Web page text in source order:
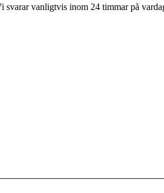
vanligtvis inom 24 timmar på